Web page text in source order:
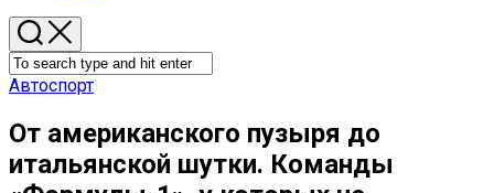
Автоспорт
От американского пузыря до
итальянской шутки. Команды